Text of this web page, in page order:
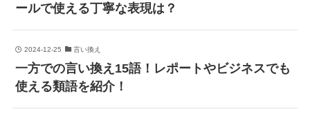
ールで使える丁寧な表現は？
2024-12-25 言い換え
一方での言い換え15語！レポートやビジネスでも
使える類語を紹介！